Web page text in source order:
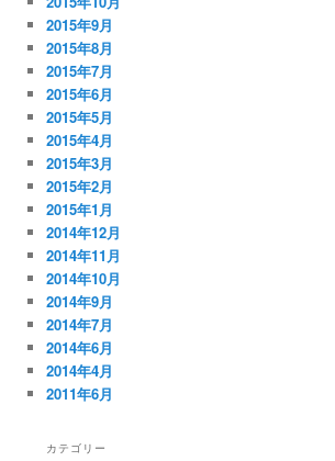
2015年9月
2015年8月
2015年7月
2015年6月
2015年5月
2015年4月
2015年3月
2015年2月
2015年1月
2014年12月
2014年11月
2014年10月
2014年9月
2014年7月
2014年6月
2014年4月
2011年6月
カテゴリー